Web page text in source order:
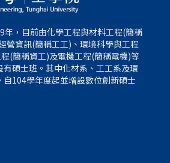
年，目前由化學工程與材料工程(簡稱
營資訊(簡稱工工)、環境科學與工程
(簡稱資工)及電機工程(簡稱電機)等
碩士班。其中化材系、工工系及環
104學年度起並增設數位創新碩士